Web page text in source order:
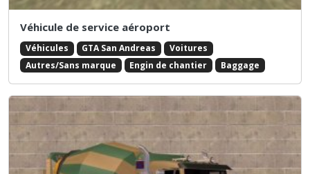
Véhicule de service aéroport
Véhicules GTA San Andreas
Voitures
Autres/Sans marque
Engin de chantier Baggage